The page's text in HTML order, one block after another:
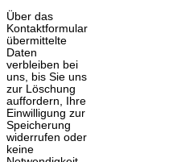
Über das
Kontaktformular
übermittelte
Daten
verbleiben bei
uns, bis Sie uns
zur Löschung
auffordern, Ihre
Einwilligung zur
Speicherung
widerrufen oder
keine